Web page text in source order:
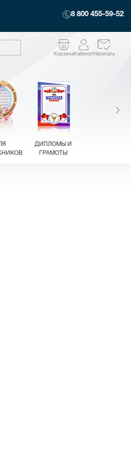
8 800 455-59-52
КорзинаКабинетНаписать
ДИПЛОМЫ И
ГРАМОТЫ